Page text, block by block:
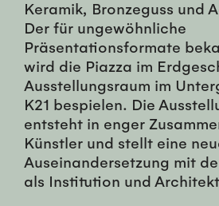
Keramik, Bronzeguss und
Der für ungewöhnliche
Präsentationsformate
wird die Piazza im
Ausstellungsraum im
K21 bespielen. Die
entsteht in enger
Künstler und stellt eine
Auseinandersetzung mit
als Institution und